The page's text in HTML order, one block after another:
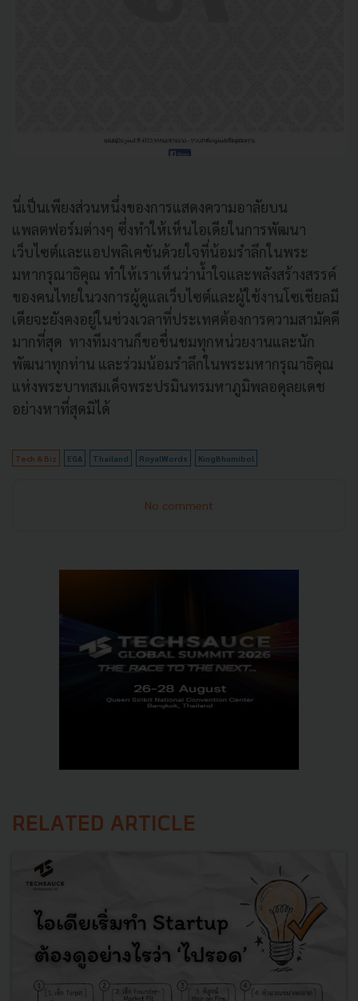
นี่เป็นเพียงส่วนหนึ่งของการแสดงความอาลัยบน
แพลตฟอร์มต่างๆ ซึ่งทำให้เห็นไอเดียในการพัฒนา
เว็บไซต์และแอปพลิเคชันด้วยใจที่น้อมรำลึกในพระ
มหากรุณาธิคุณ ทำให้เราเห็นว่าน้ำใจและพลังสร้างสรรค์
ของคนไทยในวงการผู้ดูแลเว็บไซต์และผู้ใช้งานโซเชียลมี
เดียจะยังคงอยู่ในช่วงเวลาที่ประเทศต้องการความสามัคคี
มากที่สุด ทางทีมงานก็ขอชื่นชมทุกหน่วยงานและนัก
พัฒนาทุกท่าน และร่วมน้อมรำลึกในพระมหากรุณาธิคุณ
แห่งพระบาทสมเด็จพระปรมินทรมหาภูมิพลอดุลยเดช
อย่างหาที่สุดมิได้
Tech & Biz EGA Thailand RoyalWords KingBhumibol
No comment
RELATED ARTICLE